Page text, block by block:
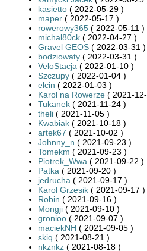
kasietto ( 2022-05-29 )
maper ( 2022-05-17 )
rowerowy365 ( 2022-05-11 )
michal80ck ( 2022-04-27 )
Gravel GEOS ( 2022-03-31 )
bodziowaty ( 2022-03-31 )
VeloStacja ( 2022-01-10 )
Szczupy ( 2022-01-04 )
elcin ( 2022-01-03 )
Karol na Rowerze ( 2021-
Tukanek ( 2021-11-24 )
theli ( 2021-11-05 )
Kwabiak ( 2021-10-18 )
artek67 ( 2021-10-02 )
Johnny_n ( 2021-09-23 )
Tomekm ( 2021-09-23 )
Piotrek_Wwa ( 2021-09-22 )
Patka ( 2021-09-20 )
jedrucha ( 2021-09-17 )
Karol Grzesik ( 2021-09-17 )
Robin ( 2021-09-16 )
Mongji ( 2021-09-10 )
gronioo ( 2021-09-07 )
maciekNH ( 2021-09-05 )
skiq ( 2021-08-21 )
nkznkz ( 2021-08-18 )